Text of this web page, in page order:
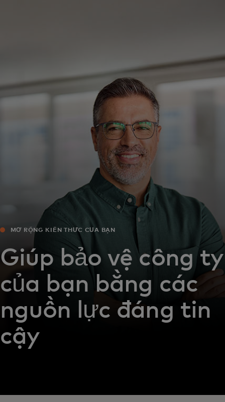
Dành cho thế giới
Tin tức và xu hướng
MỞ RỘNG KIẾN THỨC CỦA BẠN
Giúp bảo vệ công ty
của bạn bằng các
nguồn lực đáng tin
cậy